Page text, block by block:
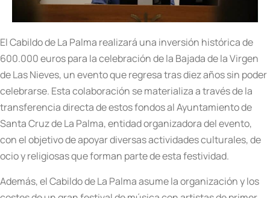
El Cabildo de La Palma realizará una inversión histórica de
600.000 euros para la celebración de la Bajada de la Virgen
de Las Nieves, un evento que regresa tras diez años sin poder
celebrarse. Esta colaboración se materializa a través de la
transferencia directa de estos fondos al Ayuntamiento de
Santa Cruz de La Palma, entidad organizadora del evento,
con el objetivo de apoyar diversas actividades culturales, de
ocio y religiosas que forman parte de esta festividad.
Además, el Cabildo de La Palma asume la organización y los